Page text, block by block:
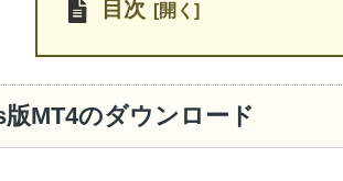
目次
MT4のダウンロード